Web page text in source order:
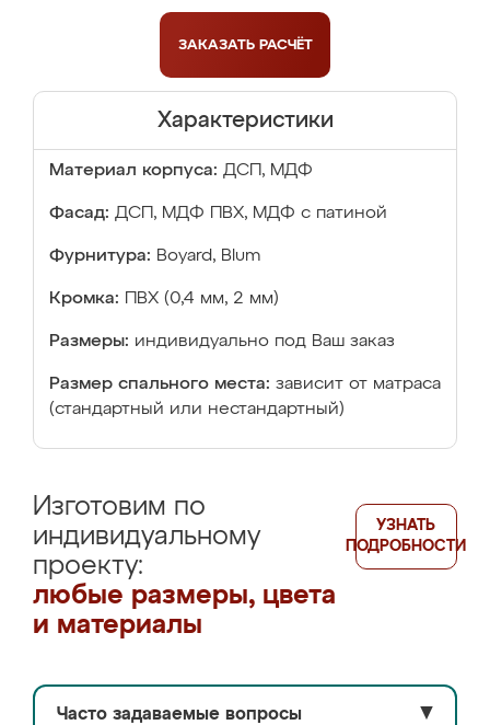
ЗАКАЗАТЬ РАСЧЁТ
Характеристики
Материал корпуса: ДСП, МДФ
Фасад: ДСП, МДФ ПВХ, МДФ с патиной
Фурнитура: Boyard, Blum
Кромка: ПВХ (0,4 мм, 2 мм)
Размеры: индивидуально под Ваш заказ
Размер спального места: зависит от матраса
(стандартный или нестандартный)
Изготовим по
индивидуальному
проекту:
любые размеры, цвета
и материалы
УЗНАТЬ
ПОДРОБНОСТИ
Часто задаваемые вопросы ▼